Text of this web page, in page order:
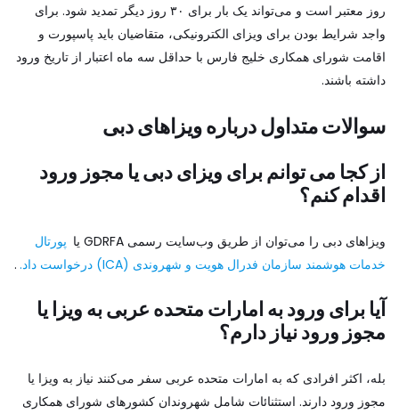
روز معتبر است و می‌تواند یک بار برای ۳۰ روز دیگر تمدید شود. برای
واجد شرایط بودن برای ویزای الکترونیکی، متقاضیان باید پاسپورت و
اقامت شورای همکاری خلیج فارس با حداقل سه ماه اعتبار از تاریخ ورود
داشته باشند.
سوالات متداول درباره ویزاهای دبی
از کجا می توانم برای ویزای دبی یا مجوز ورود
اقدام کنم؟
ویزاهای دبی را می‌توان از طریق وب‌سایت رسمی GDRFA یا
پورتال
خدمات هوشمند سازمان فدرال هویت و شهروندی (ICA) درخواست داد.
.
آیا برای ورود به امارات متحده عربی به ویزا یا
مجوز ورود نیاز دارم؟
بله، اکثر افرادی که به امارات متحده عربی سفر می‌کنند نیاز به ویزا یا
مجوز ورود دارند. استثنائات شامل شهروندان کشورهای شورای همکاری